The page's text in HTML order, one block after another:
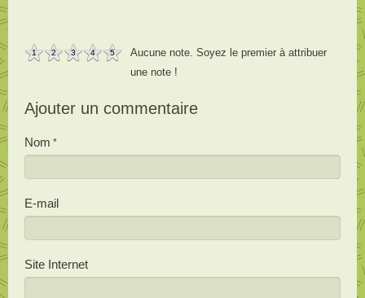
1 2 3 4 5
Aucune note. Soyez le premier à attribuer
une note !
Ajouter un commentaire
Nom
E-mail
Site Internet